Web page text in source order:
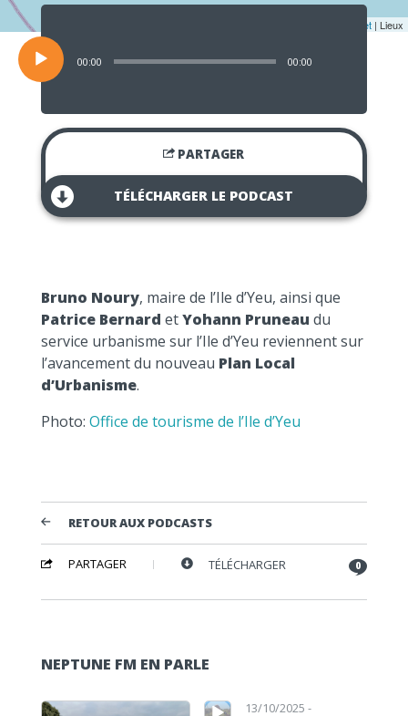
Leaflet | Lieux
Lecteur
00:00 00:00
PARTAGER
TÉLÉCHARGER LE PODCAST
Bruno Noury, maire de l’Ile d’Yeu, ainsi que
Patrice Bernard etYohann Pruneau du
service urbanisme sur l’Ile d’Yeu reviennent sur
l’avancement du nouveau Plan Local
d’Urbanisme.
Photo: Office de tourisme de l’Ile d’Yeu
RETOUR AUX PODCASTS
PARTAGER TÉLÉCHARGER 0
NEPTUNE FM EN PARLE
Lecteur audio
Lecteur audio
13/10/2025 -